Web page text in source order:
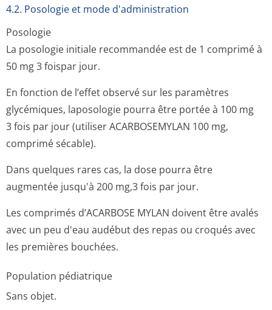
4.2. Posologie et mode d'administration
Posologie
La posologie initiale recommandée est de 1 comprimé à
50 mg 3 foispar jour.
En fonction de l’effet observé sur les paramètres
glycémiques, laposologie pourra être portée à 100 mg
3 fois par jour (utiliser ACARBOSEMYLAN 100 mg,
comprimé sécable).
Dans quelques rares cas, la dose pourra être
augmentée jusqu'à 200 mg,3 fois par jour.
Les comprimés d’ACARBOSE MYLAN doivent être avalés
avec un peu d'eau audébut des repas ou croqués avec
les premières bouchées.
Population pédiatrique
Sans objet.